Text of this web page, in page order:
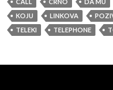
KOJU
LINKOVA
TELEKI
TELEPHONE